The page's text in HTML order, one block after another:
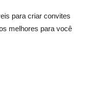
para criar convites
melhores para você